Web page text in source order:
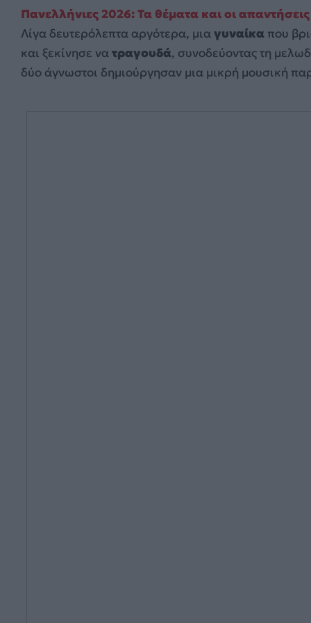
Πανελλήνιες 2026: Τα θέματα και οι
Λίγα δευτερόλεπτα αργότερα, μιαγυναίκα που
και ξεκίνησε νατραγουδά, συνοδεύοντας τη
δύο άγνωστοι δημιούργησαν μια μικρή μουσική